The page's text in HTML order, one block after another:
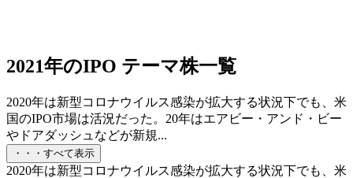
2021年のIPO テーマ株一覧
2020年は新型コロナウイルス感染が拡大する状況下でも、米
国のIPO市場は活況だった。20年はエアビー・アンド・ビー
やドアダッシュなどが新規...
・・・すべて表示
2020年は新型コロナウイルス感染が拡大する状況下でも、米